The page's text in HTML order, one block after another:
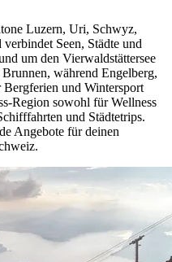
Luzern, Uri, Schwyz,
Seen, Städte und
um den Vierwaldstättersee
während Engelberg,
und Wintersport
Region sowohl für Wellness
und Städtetrips.
Angebote für deinen